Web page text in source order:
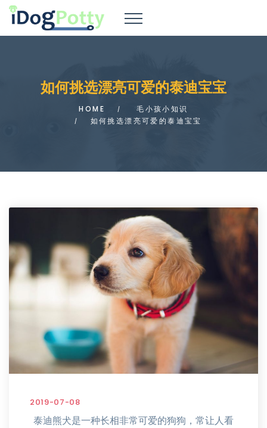
如何挑选漂亮可爱的泰迪宝宝
HOME
毛小孩小知识
如何挑选漂亮可爱的泰迪宝宝
2019-07-08
泰迪熊犬是一种长相非常可爱的狗狗，常让人看